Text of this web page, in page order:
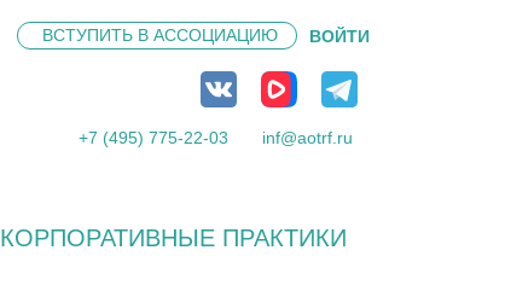
ВСТУПИТЬ В АССОЦИАЦИЮ ВОЙТИ
+7 (495) 775-22-03 inf@aotrf.ru
КОРПОРАТИВНЫЕ ПРАКТИКИ